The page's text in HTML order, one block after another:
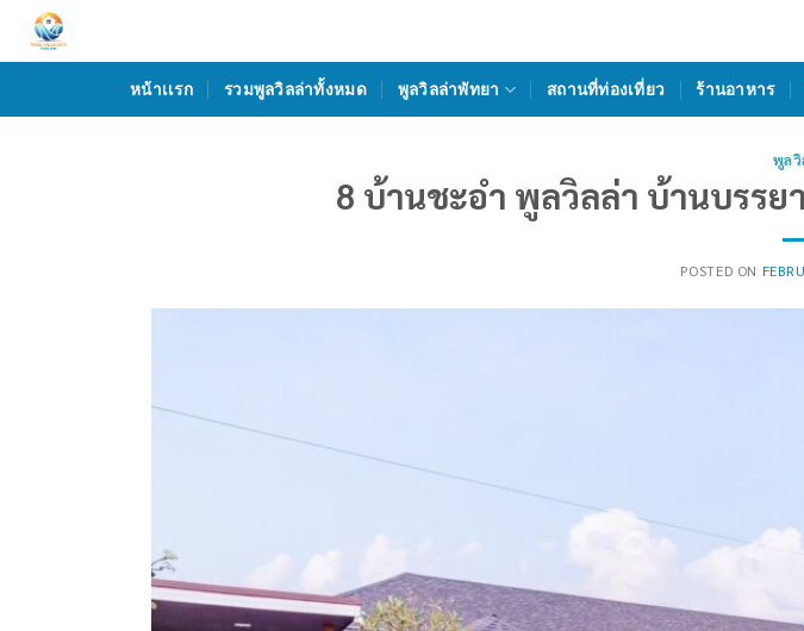
หน้าเเรก รวมพูลวิลล่าทั้งหมด พูลวิลล่าพัทยา สถานที่ท่องเที่ยว ร้านอาหาร
พูลวิ
8 บ้านชะอํา พูลวิลล่า บ้านบรรย
POSTED ON